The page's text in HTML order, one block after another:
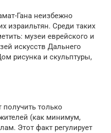
Гана неизбежно
израильтян. Среди таких
музеи еврейского и
искусств Дальнего
рисунка и скульптуры,
только
(как минимум,
Этот факт регулирует